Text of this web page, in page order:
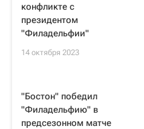
конфликте с
президентом
"Филадельфии"
14 октября 2023
"Бостон" победил
"Филадельфию" в
предсезонном матче